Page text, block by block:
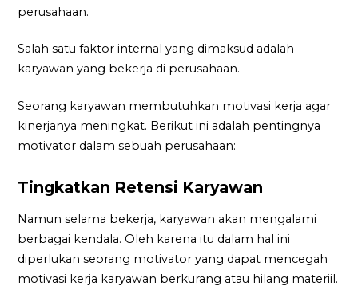
perusahaan.
Salah satu faktor internal yang dimaksud adalah
karyawan yang bekerja di perusahaan.
Seorang karyawan membutuhkan motivasi kerja agar
kinerjanya meningkat. Berikut ini adalah pentingnya
motivator dalam sebuah perusahaan:
Tingkatkan Retensi Karyawan
Namun selama bekerja, karyawan akan mengalami
berbagai kendala. Oleh karena itu dalam hal ini
diperlukan seorang motivator yang dapat mencegah
motivasi kerja karyawan berkurang atau hilang materiil.